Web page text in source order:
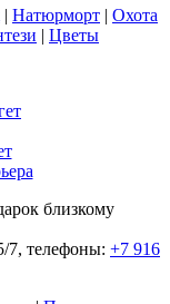
| Натюрморт | Охота
| Цветы
близкому
7, телефоны: +7 916